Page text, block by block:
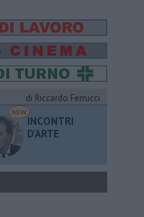
di Riccardo Ferrucci
INCONTRI
D'ARTE